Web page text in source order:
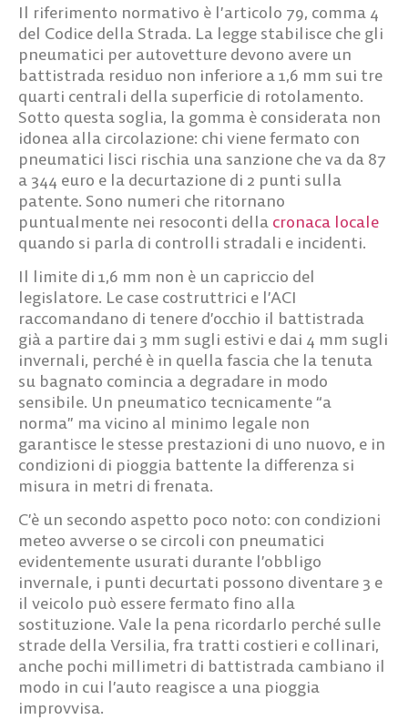
Il riferimento normativo è l’articolo 79, comma 4
del Codice della Strada. La legge stabilisce che gli
pneumatici per autovetture devono avere un
battistrada residuo non inferiore a 1,6 mm sui tre
quarti centrali della superficie di rotolamento.
Sotto questa soglia, la gomma è considerata non
idonea alla circolazione: chi viene fermato con
pneumatici lisci rischia una sanzione che va da 87
a 344 euro e la decurtazione di 2 punti sulla
patente. Sono numeri che ritornano
puntualmente nei resoconti della cronaca locale
quando si parla di controlli stradali e incidenti.
Il limite di 1,6 mm non è un capriccio del
legislatore. Le case costruttrici e l’ACI
raccomandano di tenere d’occhio il battistrada
già a partire dai 3 mm sugli estivi e dai 4 mm sugli
invernali, perché è in quella fascia che la tenuta
su bagnato comincia a degradare in modo
sensibile. Un pneumatico tecnicamente “a
norma” ma vicino al minimo legale non
garantisce le stesse prestazioni di uno nuovo, e in
condizioni di pioggia battente la differenza si
misura in metri di frenata.
C’è un secondo aspetto poco noto: con condizioni
meteo avverse o se circoli con pneumatici
evidentemente usurati durante l’obbligo
invernale, i punti decurtati possono diventare 3 e
il veicolo può essere fermato fino alla
sostituzione. Vale la pena ricordarlo perché sulle
strade della Versilia, fra tratti costieri e collinari,
anche pochi millimetri di battistrada cambiano il
modo in cui l’auto reagisce a una pioggia
improvvisa.